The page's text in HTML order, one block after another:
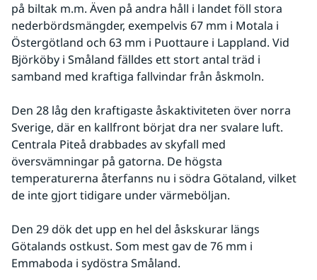
på biltak m.m. Även på andra håll i landet föll stora
nederbördsmängder, exempelvis 67 mm i Motala i
Östergötland och 63 mm i Puottaure i Lappland. Vid
Björköby i Småland fälldes ett stort antal träd i
samband med kraftiga fallvindar från åskmoln.
Den 28 låg den kraftigaste åskaktiviteten över norra
Sverige, där en kallfront börjat dra ner svalare luft.
Centrala Piteå drabbades av skyfall med
översvämningar på gatorna. De högsta
temperaturerna återfanns nu i södra Götaland, vilket
de inte gjort tidigare under värmeböljan.
Den 29 dök det upp en hel del åskskurar längs
Götalands ostkust. Som mest gav de 76 mm i
Emmaboda i sydöstra Småland.